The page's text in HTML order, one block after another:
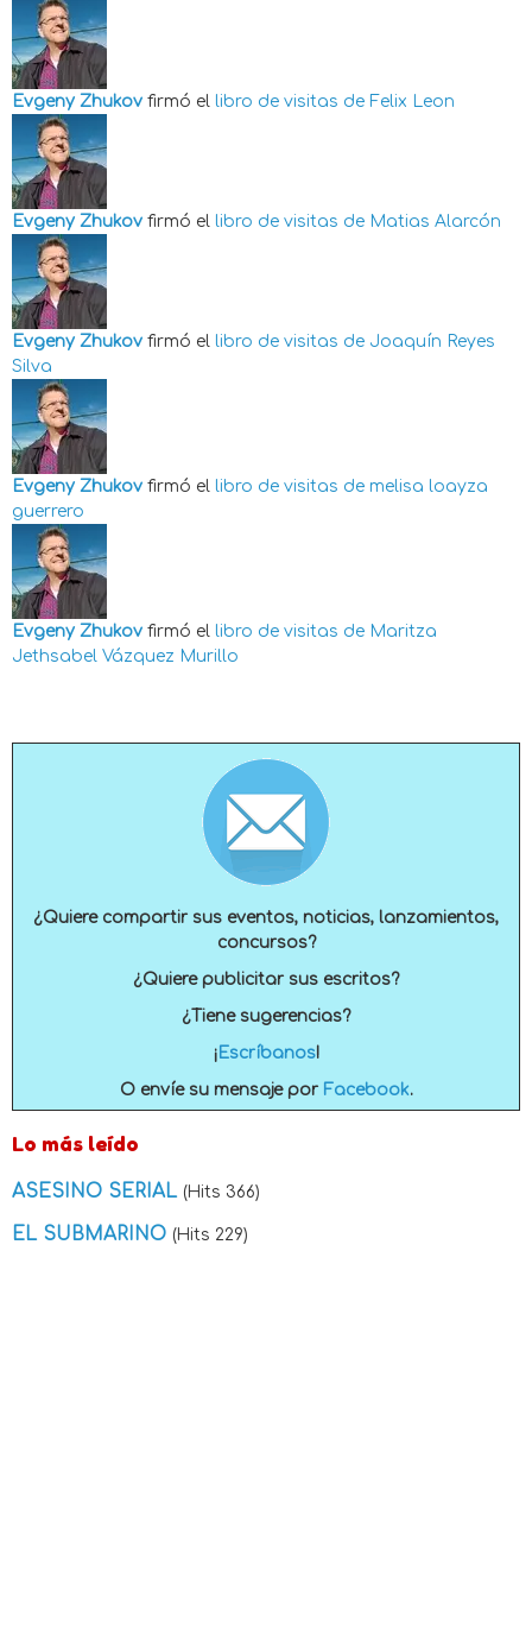
Evgeny Zhukov firmó el libro de visitas de Felix Leon
Evgeny Zhukov firmó el libro de visitas de Matias Alarcón
Evgeny Zhukov firmó el libro de visitas de Joaquín Reyes
Silva
Evgeny Zhukov firmó el libro de visitas de melisa loayza
guerrero
Evgeny Zhukov firmó el libro de visitas de Maritza
Jethsabel Vázquez Murillo
¿Quiere compartir sus eventos, noticias, lanzamientos,
concursos?
¿Quiere publicitar sus escritos?
¿Tiene sugerencias?
¡ Escríbanos!
O envíe su mensaje por Facebook.
Lo más leído
ASESINO SERIAL (Hits 366)
EL SUBMARINO (Hits 229)